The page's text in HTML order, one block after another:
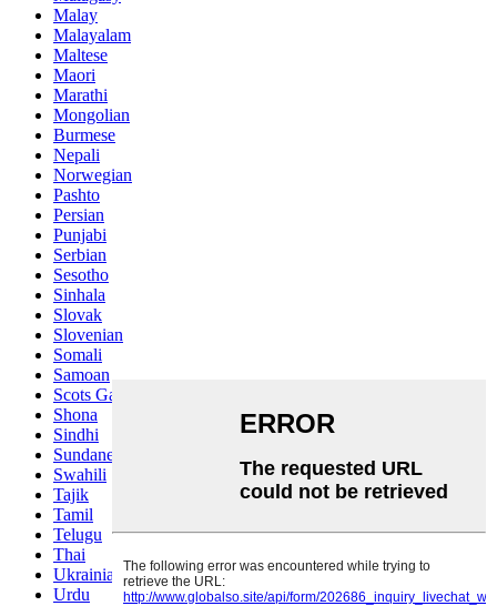
Malay
Malayalam
Maltese
Maori
Marathi
Mongolian
Burmese
Nepali
Norwegian
Pashto
Persian
Punjabi
Serbian
Sesotho
Sinhala
Slovak
Slovenian
Somali
Samoan
Scots Gaelic
Shona
Sindhi
Sundanese
Swahili
Tajik
Tamil
Telugu
Thai
Ukrainian
Urdu